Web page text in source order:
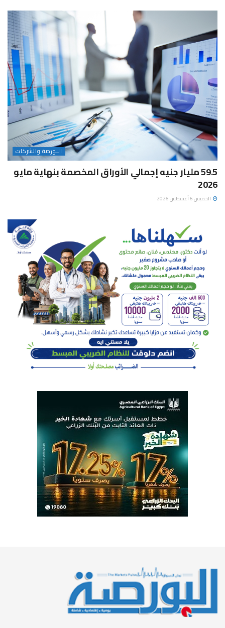
البورصة والشركات
59.5 مليار جنيه إجمالي الأوراق المخصمة بنهاية مايو
2026
الخميس 6 أغسطس 2026